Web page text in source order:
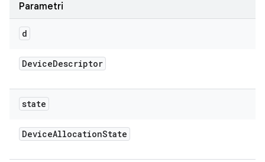
Parametri
d
DeviceDescriptor
state
DeviceAllocationState